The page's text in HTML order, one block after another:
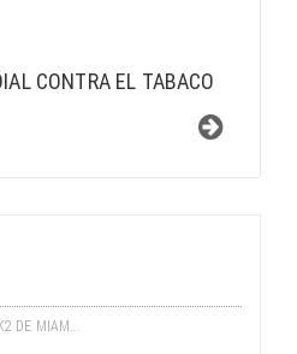
CONTRA EL TABACO
DE MIAM...